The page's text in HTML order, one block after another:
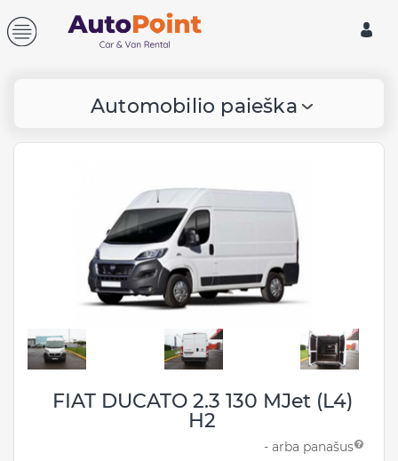
Automobilio paieška
Vilnius, Lietuva
Centrinis biuras, Ukmergės
246, Vilnius
Vilniaus Oro uostas (VNO)
Papildomas vienos krypties
Viešbutis
Papildomas vienos krypties
Klaipėda, Lietuva
FIAT DUCATO 2.3 130 MJet (L4)
H2
- arba panašus